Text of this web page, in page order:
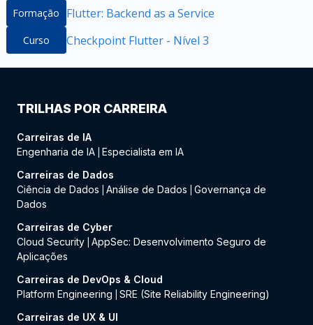
Formação Flutter: Backend as a Service
Curso Checkpoint Flutter - Nível 3
TRILHAS POR CARREIRA
Carreiras de IA
Engenharia de IA Especialista em IA
Carreiras de Dados
Ciência de Dados
Análise de Dados
Governança de
Dados
Carreiras de Cyber
Cloud Security AppSec: Desenvolvimento Seguro de
Aplicações
Carreiras de DevOps & Cloud
Platform Engineering
SRE (Site Reliability Engineering)
Carreiras de UX & UI